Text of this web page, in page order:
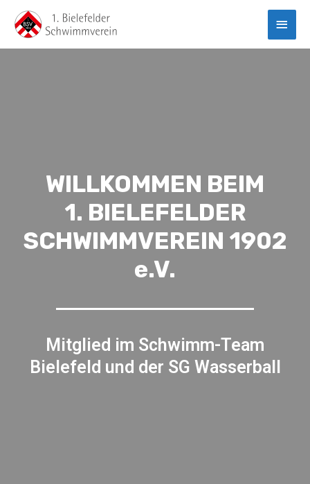
WILLKOMMEN BEIM
1. BIELEFELDER
SCHWIMMVEREIN 1902
e.V.
Mitglied im Schwimm-Team
Bielefeld und der SG Wasserball